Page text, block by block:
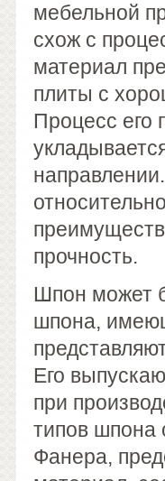
мебельной
схож с
материал
плиты с
Процесс его
прочность.
Шпон может
шпона,
Его
при
типов шпона
Фанера,